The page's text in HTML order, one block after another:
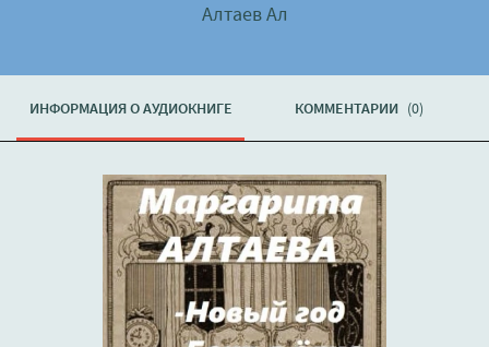
Алтаев Ал
ИНФОРМАЦИЯ О АУДИОКНИГЕ КОММЕНТАРИИ (0)